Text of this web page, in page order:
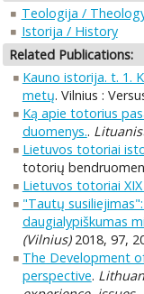
Teologija /
Istorija / History
Related Publications:
Kauno istorija. t. 1.
metų. Vilnius :
Ką apie totorius
duomenys..
Lietuvos totoriai
totorių
Lietuvos totoriai
"Tautų
daugialypiškumas
(Vilnius)2018, 97,
The Development
perspective.